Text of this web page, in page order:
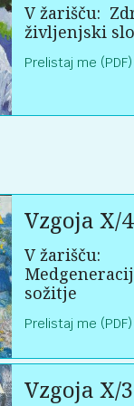
V žarišču:
življenjski
Prelistaj me (PDF)
Vzgoja X/
V žarišču:
sožitje
Prelistaj me (PDF)
Vzgoja X/